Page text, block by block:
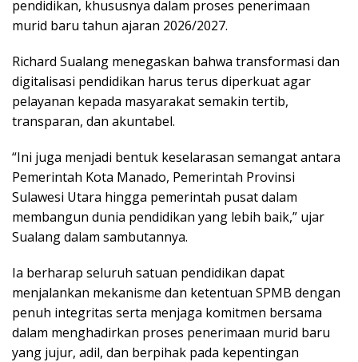
pendidikan, khususnya dalam proses penerimaan
murid baru tahun ajaran 2026/2027.
Richard Sualang menegaskan bahwa transformasi dan
digitalisasi pendidikan harus terus diperkuat agar
pelayanan kepada masyarakat semakin tertib,
transparan, dan akuntabel.
“Ini juga menjadi bentuk keselarasan semangat antara
Pemerintah Kota Manado, Pemerintah Provinsi
Sulawesi Utara hingga pemerintah pusat dalam
membangun dunia pendidikan yang lebih baik,” ujar
Sualang dalam sambutannya.
Ia berharap seluruh satuan pendidikan dapat
menjalankan mekanisme dan ketentuan SPMB dengan
penuh integritas serta menjaga komitmen bersama
dalam menghadirkan proses penerimaan murid baru
yang jujur, adil, dan berpihak pada kepentingan